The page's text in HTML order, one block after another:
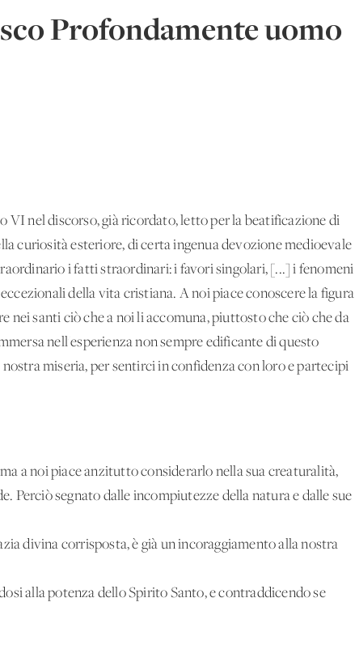
Profondamente uomo
VI nel discorso, già ricordato, letto per la beatificazione di
curiosità esteriore, di certa ingenua devozione medioevale
i fatti straordinari: i favori singolari, [...] i fenomeni
della vita cristiana. A noi piace conoscere la figura
santi ciò che a noi li accomuna, piuttosto che ciò che da
nell'esperienza non sempre edificante di questo
miseria, per sentirci in confidenza con loro e partecipi
a noi piace anzitutto considerarlo nella sua creaturalità,
Perciò segnato dalle incompiutezze della natura e dalle sue
divina corrisposta, è già un incoraggiamento alla nostra
alla potenza dello Spirito Santo, e contraddicendo se